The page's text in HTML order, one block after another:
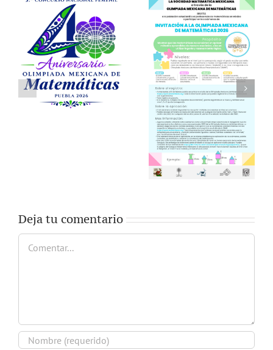
Deja tu comentario
Comentar